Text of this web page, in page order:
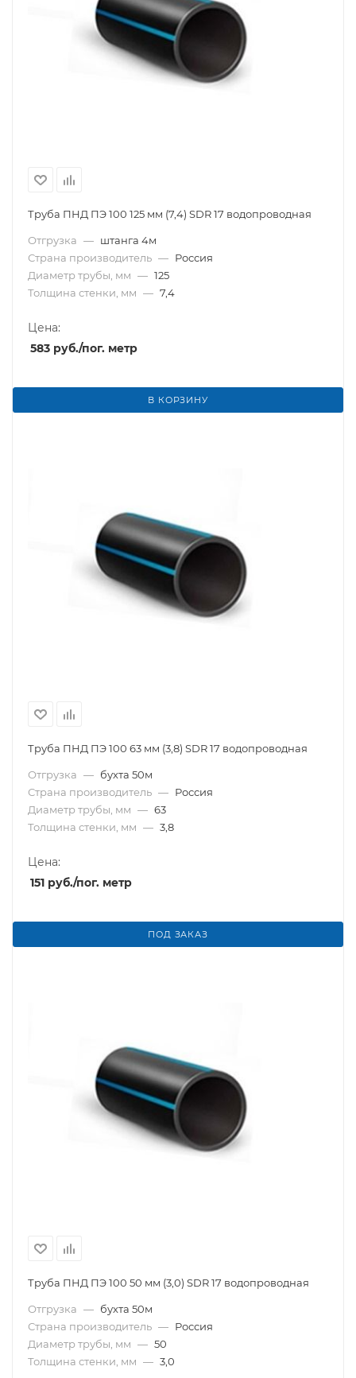
Труба ПНД ПЭ 100 125 мм (7,4) SDR 17 водопроводная
Отгрузка — штанга 4м
Страна производитель — Россия
Диаметр трубы, мм — 125
Толщина стенки, мм — 7,4
Цена:
583 руб./пог. метр
В КОРЗИНУ
Труба ПНД ПЭ 100 63 мм (3,8) SDR 17 водопроводная
Отгрузка — бухта 50м
Страна производитель — Россия
Диаметр трубы, мм — 63
Толщина стенки, мм — 3,8
Цена:
151 руб./пог. метр
ПОД ЗАКАЗ
Труба ПНД ПЭ 100 50 мм (3,0) SDR 17 водопроводная
Отгрузка — бухта 50м
Страна производитель — Россия
Диаметр трубы, мм — 50
Толщина стенки, мм — 3,0